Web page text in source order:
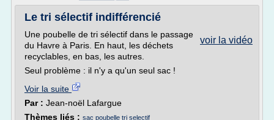
Le tri sélectif indifférencié
voir la vidéo
Une poubelle de tri sélectif dans le passage
du Havre à Paris. En haut, les déchets
recyclables, en bas, les autres.
Seul problème : il n'y a qu'un seul sac !
Voir la suite
Par : Jean-noël Lafargue
Thèmes liés : sac poubelle tri selectif